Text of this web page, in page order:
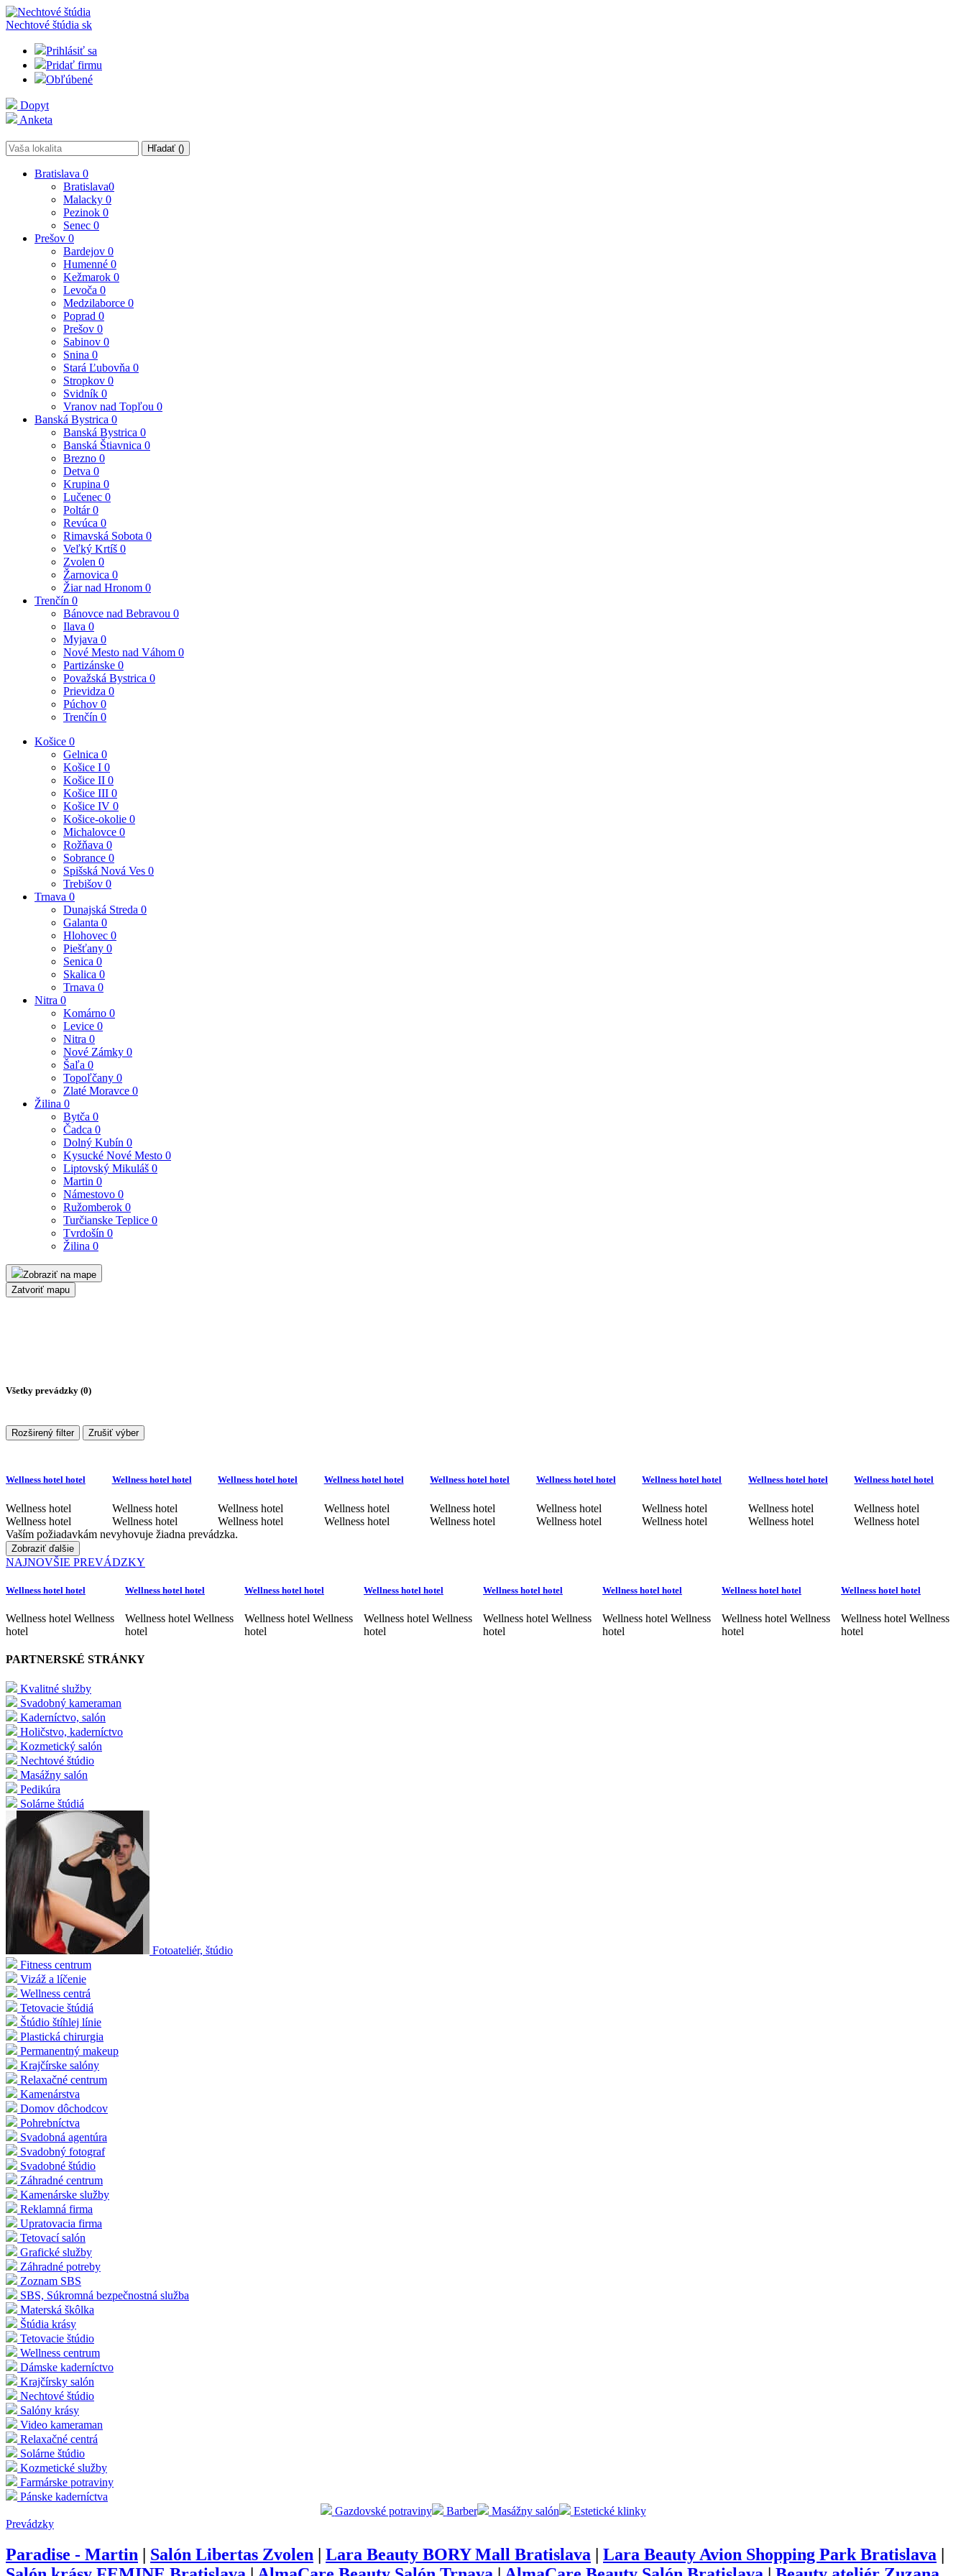
Nechtové štúdia sk
Prihlásiť sa
Pridať firmu
Obľúbené
Dopyt
Anketa
Hľadať ()
Bratislava 0
Bratislava0
Malacky 0
Pezinok 0
Senec 0
Prešov 0
Bardejov 0
Humenné 0
Kežmarok 0
Levoča 0
Medzilaborce 0
Poprad 0
Prešov 0
Sabinov 0
Snina 0
Stará Ľubovňa 0
Stropkov 0
Svidník 0
Vranov nad Topľou 0
Banská Bystrica 0
Banská Bystrica 0
Banská Štiavnica 0
Brezno 0
Detva 0
Krupina 0
Lučenec 0
Poltár0
Revúca 0
Rimavská Sobota 0
Veľký Krtíš 0
Zvolen 0
Žarnovica 0
Žiar nad Hronom 0
Trenčín 0
Bánovce nad Bebravou 0
Ilava 0
Myjava 0
Nové Mesto nad Váhom 0
Partizánske 0
Považská Bystrica 0
Prievidza 0
Púchov 0
Trenčín 0
Košice 0
Gelnica 0
Košice I 0
Košice II 0
Košice III 0
Košice IV 0
Košice-okolie 0
Michalovce 0
Rožňava 0
Sobrance 0
Spišská Nová Ves 0
Trebišov 0
Trnava 0
Dunajská Streda 0
Galanta 0
Hlohovec 0
Piešťany 0
Senica 0
Skalica 0
Trnava 0
Nitra 0
Komárno 0
Levice 0
Nitra 0
Nové Zámky 0
Šaľa 0
Topoľčany 0
Zlaté Moravce 0
Žilina 0
Bytča 0
Čadca 0
Dolný Kubín 0
Kysucké Nové Mesto 0
Liptovský Mikuláš 0
Martin 0
Námestovo 0
Ružomberok 0
Turčianske Teplice 0
Tvrdošín 0
Žilina 0
Zobraziť na mape
Zatvoriť mapu
Všetky prevádzky (0)
Rozširený filter Zrušiť výber
Wellness hotel hotel
Wellness hotel
Wellness hotel
Wellness hotel hotel
Wellness hotel
Wellness hotel
Wellness hotel hotel
Wellness hotel
Wellness hotel
Wellness hotel hotel
Wellness hotel
Wellness hotel
Wellness hotel hotel
Wellness hotel
Wellness hotel
Wellness hotel hotel
Wellness hotel
Wellness hotel
Wellness hotel hotel
Wellness hotel
Wellness hotel
Wellness hotel hotel
Wellness hotel
Wellness hotel
Wellness hotel hotel
Wellness hotel
Wellness hotel
Vaším požiadavkám nevyhovuje žiadna prevádzka.
Zobraziť ďalšie
NAJNOVŠIE PREVÁDZKY
Wellness hotel hotel
Wellness hotel Wellness
hotel
Wellness hotel hotel
Wellness hotel Wellness
hotel
Wellness hotel hotel
Wellness hotel Wellness
hotel
Wellness hotel hotel
Wellness hotel Wellness
hotel
Wellness hotel hotel
Wellness hotel Wellness
hotel
Wellness hotel hotel
Wellness hotel Wellness
hotel
Wellness hotel hotel
Wellness hotel Wellness
hotel
Wellness hotel hotel
Wellness hotel Wellness
hotel
PARTNERSKÉ STRÁNKY
Kvalitné služby
Svadobný kameraman
Kaderníctvo, salón
Holičstvo, kaderníctvo
Kozmetický salón
Nechtové štúdio
Masážny salón
Pedikúra
Solárne štúdiá
Fotoateliér, štúdio
Fitness centrum
Vizáž a líčenie
Wellness centrá
Tetovacie štúdiá
Štúdio štíhlej línie
Plastická chirurgia
Permanentný makeup
Krajčírske salóny
Relaxačné centrum
Kamenárstva
Domov dôchodcov
Pohrebníctva
Svadobná agentúra
Svadobný fotograf
Svadobné štúdio
Záhradné centrum
Kamenárske služby
Reklamná firma
Upratovacia firma
Tetovací salón
Grafické služby
Záhradné potreby
Zoznam SBS
SBS, Súkromná bezpečnostná služba
Materská škôlka
Štúdia krásy
Tetovacie štúdio
Wellness centrum
Dámske kaderníctvo
Krajčírsky salón
Nechtové štúdio
Salóny krásy
Video kameraman
Relaxačné centrá
Solárne štúdio
Kozmetické služby
Farmárske potraviny
Pánske kaderníctva
Gazdovské potraviny
Barber Masážny salón
Estetické klinky
Prevádzky
Paradise - Martin Salón Libertas Zvolen Lara Beauty BORY Mall Bratislava Lara Beauty Avion Shopping Park Bratislava